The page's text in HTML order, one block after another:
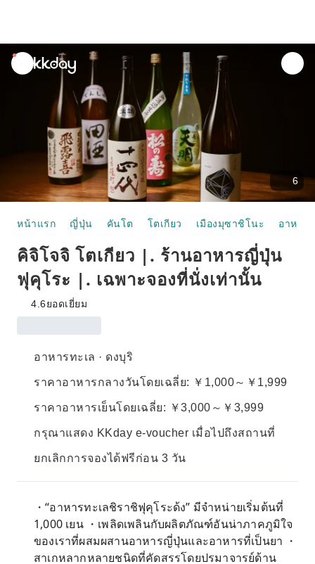
unread
notifications
6
หน้าแรก ญี่ปุ่น คันโต โตเกียว เมืองมุซาชิโนะ อาหาร
คิจิโจจิ โตเกียว |. ร้านอาหารญี่ปุ่น
ฟุคุโระ |. เฉพาะจองที่นั่งเท่านั้น
4.6ยอดเยี่ยม
อาหารทะเล · ดงบุริ
ราคาอาหารกลางวันโดยเฉลี่ย: ￥1,000～￥1,999
ราคาอาหารเย็นโดยเฉลี่ย: ￥3,000～￥3,999
กรุณาแสดง KKday e-voucher เมื่อไปถึงสถานที่
ยกเลิกการจองได้ฟรีก่อน 3 วัน
・“อาหารทะเลชิราชิฟุคุโระด้ง” มีจำหน่ายเริ่มต้นที่
1,000 เยน ・เพลิดเพลินกับผลิตภัณฑ์อันน่าภาคภูมิใจ
ของเราที่ผสมผสานอาหารญี่ปุ่นและอาหารที่เป็นยา ・
สาเกหลากหลายชนิดที่คัดสรรโดยปรมาจารย์ด้าน